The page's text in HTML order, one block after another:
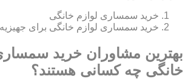
خرید سمساری لوازم خانگی
خرید سمساری لوازم خانگی برای جهیزیه
بهترین مشاوران خرید
خانگی چه کسانی هستند؟